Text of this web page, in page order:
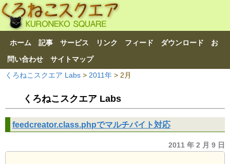
ホーム 記事 サービス リンク フィード ダウンロード お
問い合わせ サイトマップ
くろねこスクエア Labs > 2011年 > 2月
くろねこスクエア Labs
feedcreator.class.phpでマルチバイト対応
2011 年 2 月 9 日